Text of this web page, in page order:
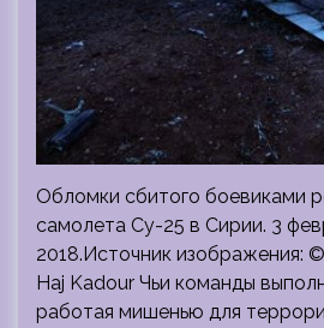
Обломки сбитого боевиками
самолета Су-25 в Сирии. 3
2018.Источник изображения:
Haj Kadour Чьи команды
работая мишенью для